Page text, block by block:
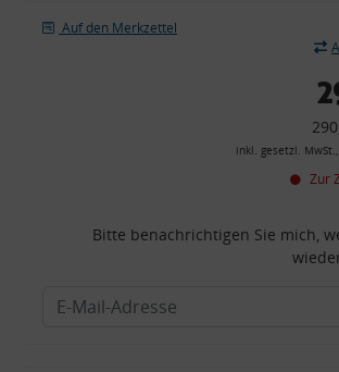
Auf den Merkzettel
inkl. gesetzl. MwSt.,
Zur
Bitte benachrichtigen Sie mich,